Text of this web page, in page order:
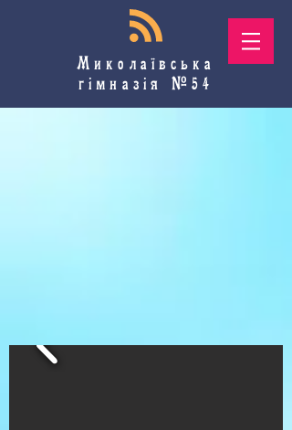
Миколаївська
гімназія №54